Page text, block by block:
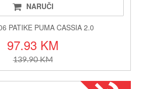
NARUČI
PATIKE PUMA CASSIA 2.0
97.93 KM
139.90 KM